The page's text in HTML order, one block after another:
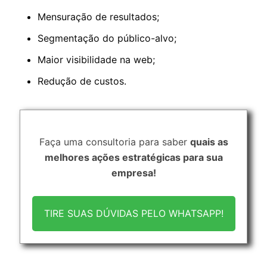
Mensuração de resultados;
Segmentação do público-alvo;
Maior visibilidade na web;
Redução de custos.
Faça uma consultoria para saber quais as
melhores ações estratégicas para sua
empresa!
TIRE SUAS DÚVIDAS PELO WHATSAPP!